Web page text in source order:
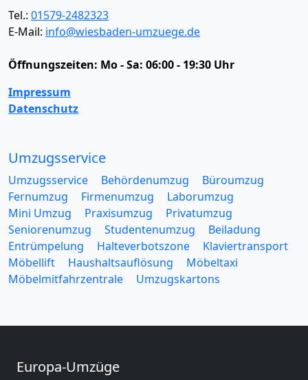
Tel.: 01579-2482323
E-Mail: info@wiesbaden-umzuege.de
Öffnungszeiten: Mo - Sa: 06:00 - 19:30 Uhr
Impressum
Datenschutz
Umzugsservice
Umzugsservice Behördenumzug
Büroumzug
Fernumzug
Firmenumzug
Laborumzug
Mini Umzug
Praxisumzug
Privatumzug
Seniorenumzug
Studentenumzug
Beiladung
Entrümpelung
Halteverbotszone
Klaviertransport
Möbellift
Haushaltsauflösung
Möbeltaxi
Möbelmitfahrzentrale
Umzugskartons
Europa-Umzüge